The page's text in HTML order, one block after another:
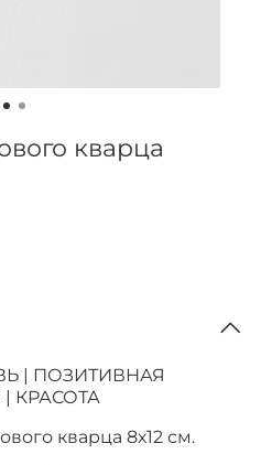
кварца
| ПОЗИТИВНАЯ
КРАСОТА
кварца 8х12 см.